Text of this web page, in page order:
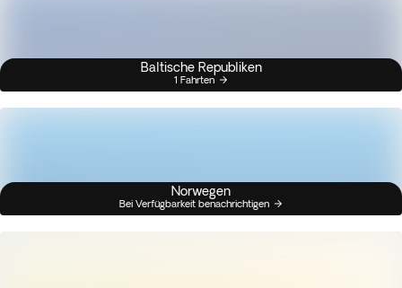
Baltische Republiken
1 Fahrten
Norwegen
Bei Verfügbarkeit benachrichtigen